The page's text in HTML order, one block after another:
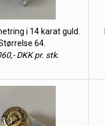
i 14 karat guld.
64.
DKK pr. stk.